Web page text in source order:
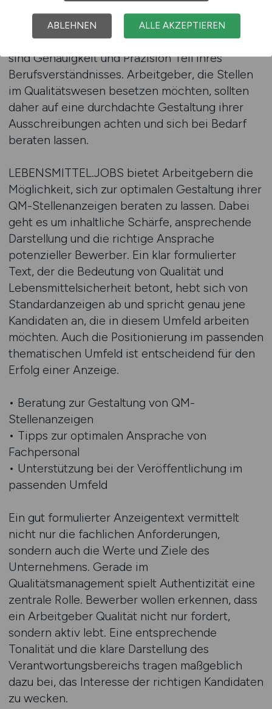
Segment bewegen, achten auf Details,
Strukturen und Formulierungen – schließlich
sind Genauigkeit und Präzision Teil ihres
Berufsverständnisses. Arbeitgeber, die Stellen
im Qualitätswesen besetzen möchten, sollten
daher auf eine durchdachte Gestaltung ihrer
Ausschreibungen achten und sich bei Bedarf
beraten lassen.
LEBENSMITTEL.JOBS bietet Arbeitgebern die
Möglichkeit, sich zur optimalen Gestaltung ihrer
QM-Stellenanzeigen beraten zu lassen. Dabei
geht es um inhaltliche Schärfe, ansprechende
Darstellung und die richtige Ansprache
potenzieller Bewerber. Ein klar formulierter
Text, der die Bedeutung von Qualität und
Lebensmittelsicherheit betont, hebt sich von
Standardanzeigen ab und spricht genau jene
Kandidaten an, die in diesem Umfeld arbeiten
möchten. Auch die Positionierung im passenden
thematischen Umfeld ist entscheidend für den
Erfolg einer Anzeige.
• Beratung zur Gestaltung von QM-
Stellenanzeigen
• Tipps zur optimalen Ansprache von
Fachpersonal
• Unterstützung bei der Veröffentlichung im
passenden Umfeld
Ein gut formulierter Anzeigentext vermittelt
nicht nur die fachlichen Anforderungen,
sondern auch die Werte und Ziele des
Unternehmens. Gerade im
Qualitätsmanagement spielt Authentizität eine
zentrale Rolle. Bewerber wollen erkennen, dass
ein Arbeitgeber Qualität nicht nur fordert,
sondern aktiv lebt. Eine entsprechende
Tonalität und die klare Darstellung des
Verantwortungsbereichs tragen maßgeblich
dazu bei, das Interesse der richtigen Kandidaten
zu wecken.
ABLEHNEN ALLE AKZEPTIEREN